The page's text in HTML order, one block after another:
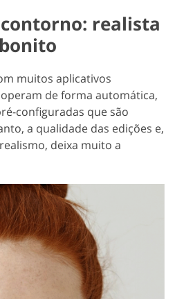
realista
muitos aplicativos
de forma automática,
configuradas que são
a qualidade das edições e,
deixa muito a